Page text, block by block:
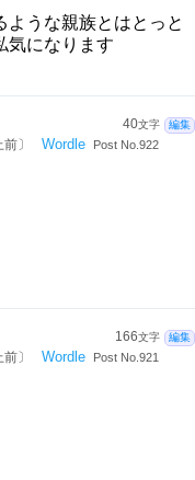
ような親族とはとっと
気になります
40文字 編集
〕 Wordle Post No.922
166文字 編集
〕 Wordle Post No.921